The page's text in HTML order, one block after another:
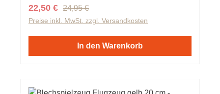
Verkaufspreis:
22,50 € Regulärer Preis:
24,95 €
Preise inkl. MwSt. zzgl. Versandkosten
In den Warenkorb